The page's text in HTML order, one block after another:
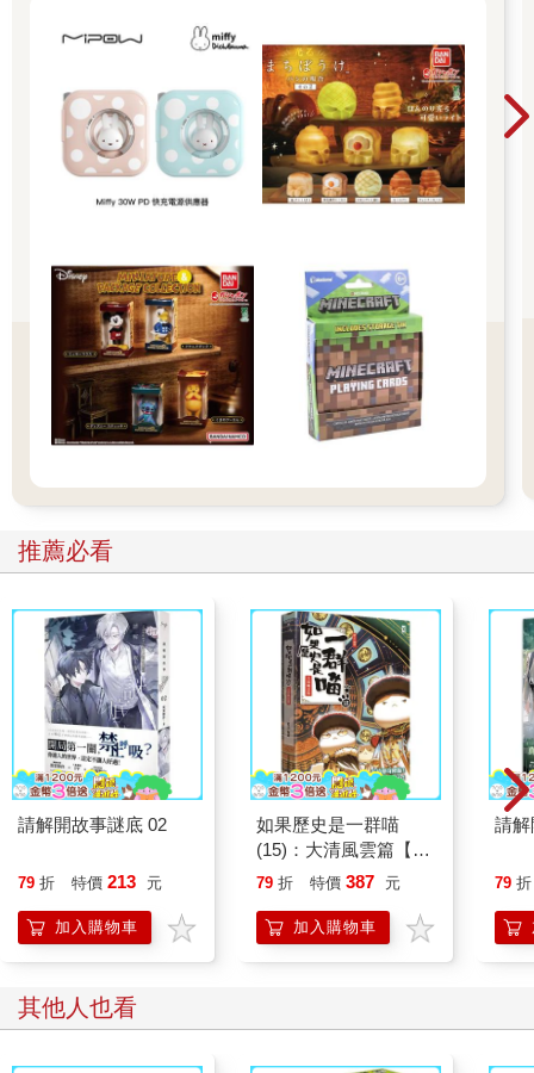
推薦必看
請解開故事謎底 02
79 折 特價 213 元
加入購物車
如果歷史是一群喵
(15)：大清風雲篇【萌
貓漫畫學歷史】
79 折 特價 387 元
加入購物車
請解
79 折
其他人也看